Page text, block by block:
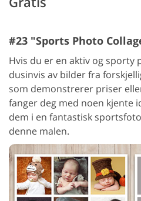
#23 "Sports Photo
Hvis du er en aktiv og
dusinvis av bilder fra
som demonstrerer priser
fanger deg med noen kjente
dem i en fantastisk
denne malen.